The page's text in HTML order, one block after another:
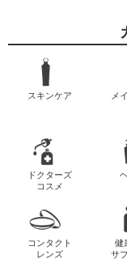
スキンケア メ
ドクターズ
コスメ
コンタクト
レンズ
健
サ